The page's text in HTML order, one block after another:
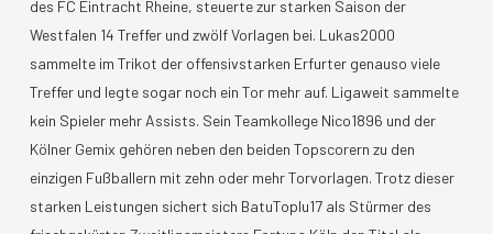
des FC Eintracht Rheine, steuerte zur starken Saison der
Westfalen 14 Treffer und zwölf Vorlagen bei. Lukas2000
sammelte im Trikot der offensivstarken Erfurter genauso viele
Treffer und legte sogar noch ein Tor mehr auf. Ligaweit sammelte
kein Spieler mehr Assists. Sein Teamkollege Nico1896 und der
Kölner Gemix gehören neben den beiden Topscorern zu den
einzigen Fußballern mit zehn oder mehr Torvorlagen. Trotz dieser
starken Leistungen sichert sich BatuToplu17 als Stürmer des